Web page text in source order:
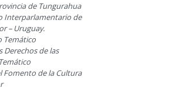
de Tungurahua
Interparlamentario de
– Uruguay.
Temático
de las
Fomento de la Cultura